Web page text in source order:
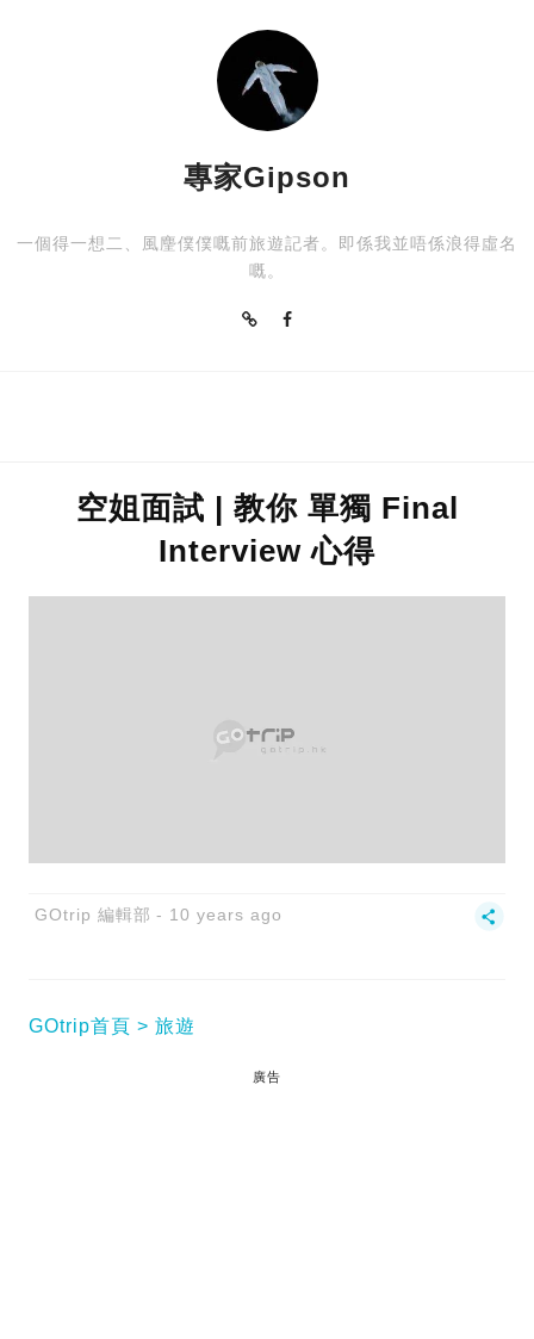
專家Gipson
一個得一想二、風麈僕僕嘅前旅遊記者。即係我並唔係浪得虛名
嘅。
空姐面試 | 教你 單獨 Final
Interview 心得
GOtrip 編輯部 10 years ago
GOtrip首頁 旅遊
廣告